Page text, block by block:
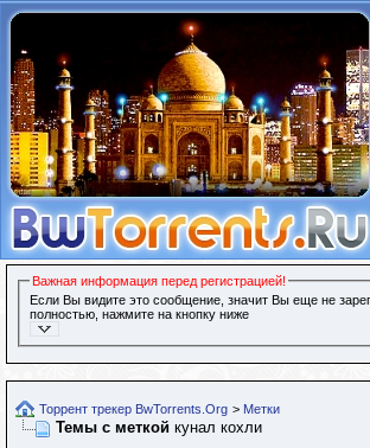
Важная информация перед регистрацией!
Если Вы видите это сообщение, значит Вы еще не
полностью, нажмите на кнопку ниже
Торрент трекер BwTorrents.Org > Метки
Темы с меткой кунал кохли